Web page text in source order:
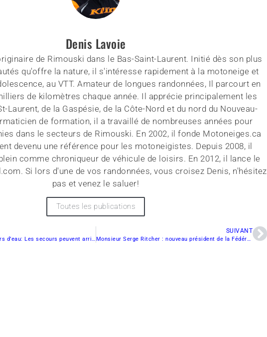
Denis Lavoie
de Rimouski dans le Bas-Saint-Laurent. Initié dès son plus
qu'offre la nature, il s'intéresse rapidement à la motoneige et
au VTT. Amateur de longues randonnées, Il parcourt en
de kilomètres chaque année. Il apprécie principalement les
Laurent, de la Gaspésie, de la Côte-Nord et du nord du Nouveau-
de formation, il a travaillé de nombreuses années pour
dans le secteurs de Rimouski. En 2002, il fonde Motoneiges.ca
devenu une référence pour les motoneigistes. Depuis 2008, il
comme chroniqueur de véhicule de loisirs. En 2012, il lance le
Si lors d'une de vos randonnées, vous croisez Denis, n'hésitez
pas et venez le saluer!
Toutes les publications
Prudence avec les cours d’eau: Les secours peuvent arriver trop tard!
SUIVANT
Monsieur Serge Ritcher : nouveau président de la Fédération des clubs de motoneigistes du Québec